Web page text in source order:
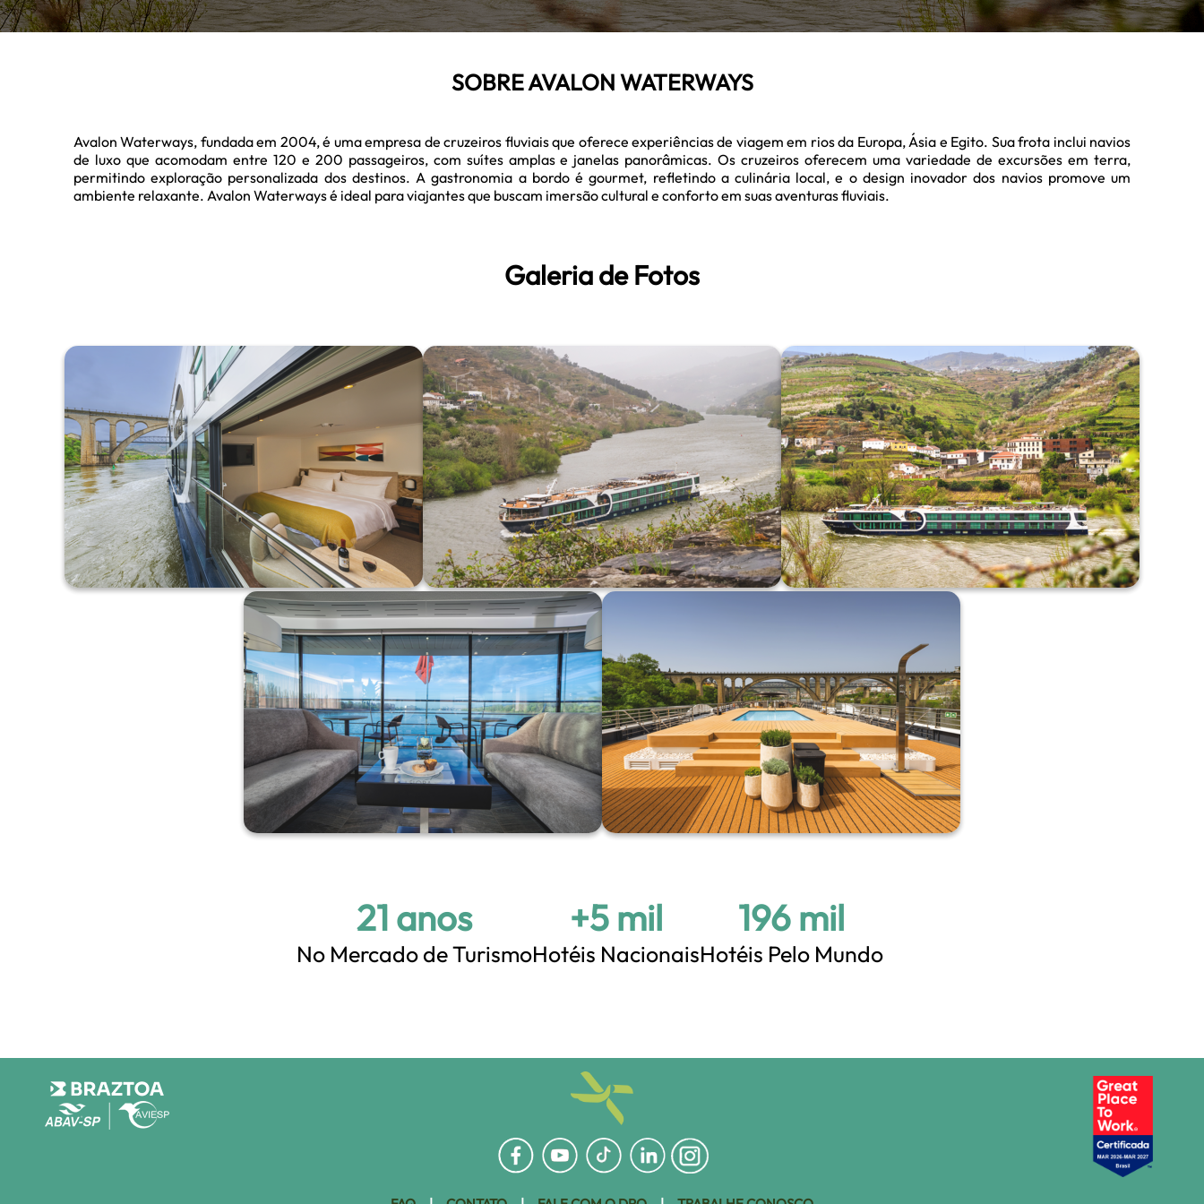
SOBRE AVALON WATERWAYS
Avalon Waterways, fundada em 2004, é uma empresa de cruzeiros fluviais que oferece experiências de viagem em rios da Europa, Ásia e Egito. Sua frota inclui navios
de luxo que acomodam entre 120 e 200 passageiros, com suítes amplas e janelas panorâmicas. Os cruzeiros oferecem uma variedade de excursões em terra,
permitindo exploração personalizada dos destinos. A gastronomia a bordo é gourmet, refletindo a culinária local, e o design inovador dos navios promove um
ambiente relaxante. Avalon Waterways é ideal para viajantes que buscam imersão cultural e conforto em suas aventuras fluviais.
Galeria de Fotos
21 anos
No Mercado de Turismo
+5 mil
Hotéis Nacionais
+200 mil
Hotéis Pelo Mundo